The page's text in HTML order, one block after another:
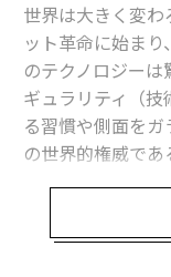
世界は大きく変
ット革命に始ま
のテクノロジー
ギュラリティ（
る習慣や側面を
の世界的権威で
の著書で述べて
最先端の技術を
に多くの読者も